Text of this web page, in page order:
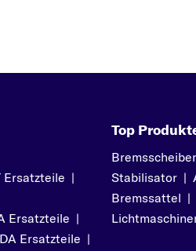
Ersatzteile |
Ersatzteile |
Ersatzteile |
Top
Stabilisator |
Bremssattel |